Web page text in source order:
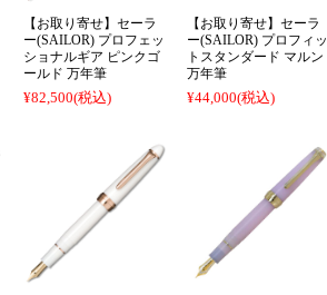
【お取り寄せ】セーラ
ー(SAILOR) プロフェッ
ショナルギア ピンクゴ
ールド 万年筆
¥82,500(税込)
【お取り寄せ】セーラ
ー(SAILOR) プロフィッ
トスタンダード マルン
万年筆
¥44,000(税込)